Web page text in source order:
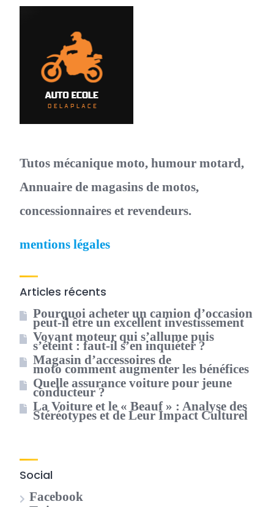
Tutos mécanique moto, humour motard,
Annuaire de magasins de motos,
concessionnaires et revendeurs.
mentions légales
Articles récents
Pourquoi acheter un camion d’occasion
peut-il être un excellent investissement
Voyant moteur qui s’allume puis
s’éteint : faut-il s’en inquiéter ?
Magasin d’accessoires de
moto comment augmenter les bénéfices
Quelle assurance voiture pour jeune
conducteur ?
La Voiture et le « Beauf » : Analyse des
Stéréotypes et de Leur Impact Culturel
Social
Facebook